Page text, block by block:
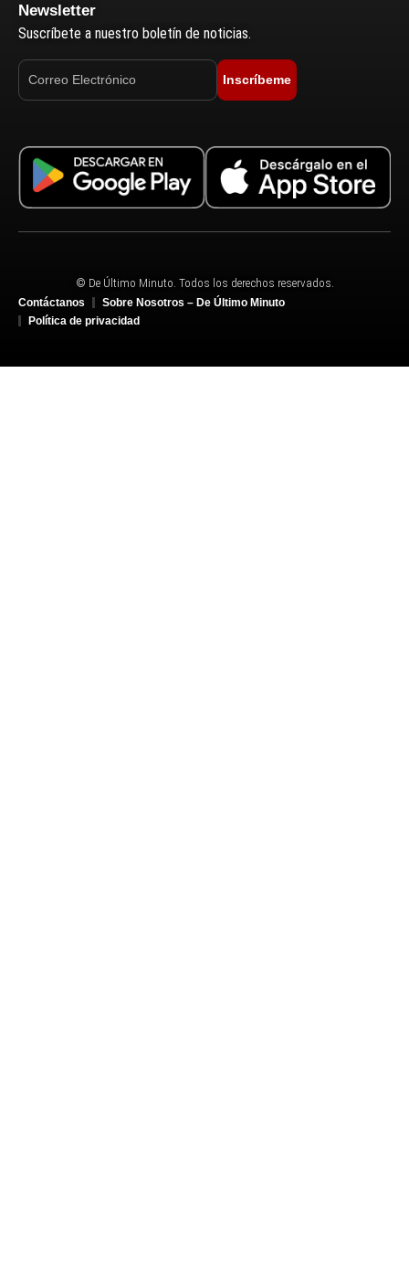
Newsletter
Suscríbete a nuestro boletín de noticias.
Inscríbeme
© De Último Minuto. Todos los derechos reservados.
Contáctanos
Sobre Nosotros – De Último Minuto
Política de privacidad